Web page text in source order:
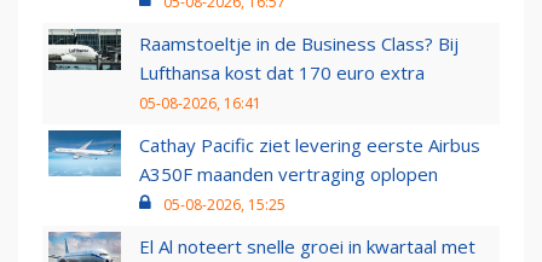
Raamstoeltje in de Business Class? Bij
Lufthansa kost dat 170 euro extra
05-08-2026, 16:41
Cathay Pacific ziet levering eerste Airbus
A350F maanden vertraging oplopen
05-08-2026, 15:25
El Al noteert snelle groei in kwartaal met